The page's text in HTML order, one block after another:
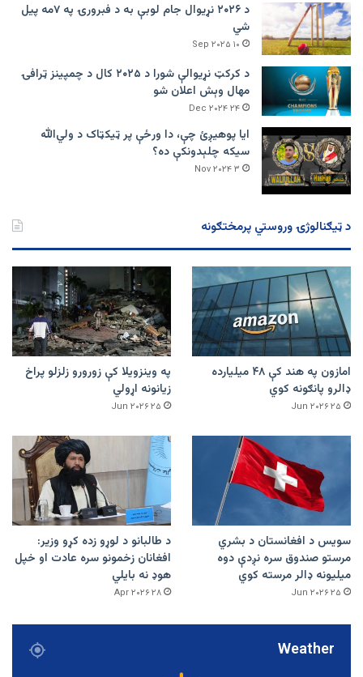
د ۲۰۲۶ نړیوال جام لوبې به د فبرورۍ په ۷مه پیل
شي
۱۰ Sep ۲۰۲۵
د کرکټ نړیوالې شورا د ۲۰۲۵ کال د چمپینز ټرافۍ
مهال وېش اعلان شو
۲۴ Dec ۲۰۲۴
ایا پوهیږئ چې، دا ورځې پر ټيکټاک د ولي‌الله
سیکه چلېدونکې ده؟
۳ Nov ۲۰۲۴
د ټیګنالوژۍ وروستي پرمختګونه
امازون په هند کې ۴۸ میلیارده
ډالرو پانګونه کوي
۲۵ Jun ۲۰۲۶
په وینزویلا کې زورورو زلزلو پراخ
زیانونه اړولي
۲۵ Jun ۲۰۲۶
سویس د افغانستان د بشري
مرستو صندوق سره نږدې دوه
میلیونه ډالر مرسته کوي
۲۵ Jun ۲۰۲۶
د طالبانو د لوړو زده کړو وزیر:
افغانان زخمونو سره عادت او خپل
هوډ نه بایلي
۲۸ Apr ۲۰۲۶
Weather